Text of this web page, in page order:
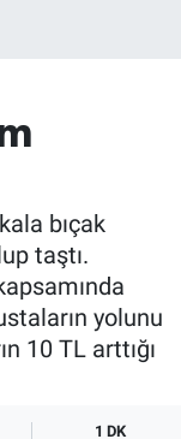
bıçak
taştı.
yolunu
10 TL arttığı
1 DK